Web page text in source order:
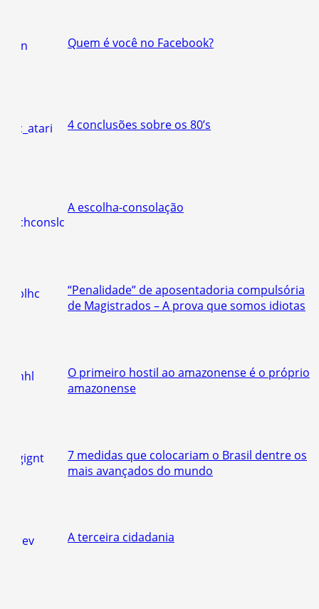
Quem é você no Facebook?
4 conclusões sobre os 80’s
A escolha-consolação
“Penalidade” de aposentadoria compulsória
de Magistrados – A prova que somos idiotas
O primeiro hostil ao amazonense é o próprio
amazonense
7 medidas que colocariam o Brasil dentre os
mais avançados do mundo
A terceira cidadania